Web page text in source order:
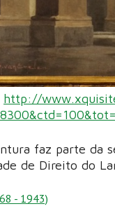
http://
faz parte da
de Direito do
- 1943)